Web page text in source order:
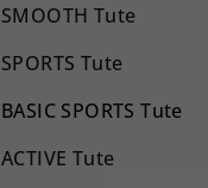
SMOOTH Tute
SPORTS Tute
BASIC SPORTS Tute
ACTIVE Tute